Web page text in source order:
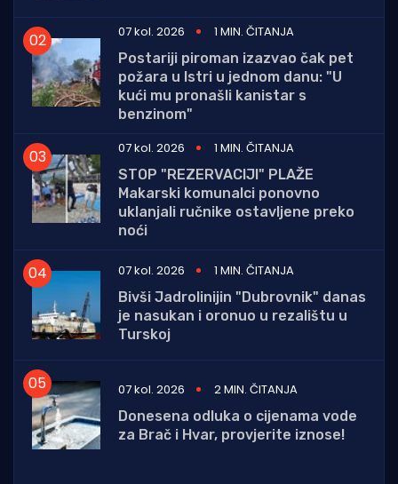
07 kol. 2026
1 MIN. ČITANJA
Postariji piroman izazvao čak pet
požara u Istri u jednom danu: "U
kući mu pronašli kanistar s
benzinom"
07 kol. 2026
1 MIN. ČITANJA
STOP "REZERVACIJI" PLAŽE
Makarski komunalci ponovno
uklanjali ručnike ostavljene preko
noći
07 kol. 2026
1 MIN. ČITANJA
Bivši Jadrolinijin "Dubrovnik" danas
je nasukan i oronuo u rezalištu u
Turskoj
07 kol. 2026
2 MIN. ČITANJA
Donesena odluka o cijenama vode
za Brač i Hvar, provjerite iznose!